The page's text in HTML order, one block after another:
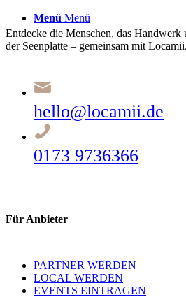
Menü Menü
Entdecke die Menschen, das Handwerk
der Seenplatte – gemeinsam mit Locamii.
hello@locamii.de
0173 9736366
Für Anbieter
PARTNER WERDEN
LOCAL WERDEN
EVENTS EINTRAGEN